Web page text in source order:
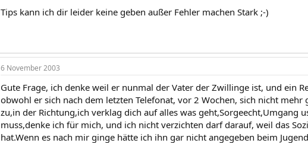
Tips kann ich dir leider keine geben außer Fehler machen Stark ;-)
6 November 2003
Gute Frage, ich denke weil er nunmal der Vater der Zwillinge ist, und ein
obwohl er sich nach dem letzten Telefonat, vor 2 Wochen, sich nicht mehr
zu,in der Richtung,ich verklag dich auf alles was geht,Sorgeecht,Umgang
muss,denke ich für mich, und ich nicht verzichten darf darauf, weil das
hat.Wenn es nach mir ginge hätte ich ihn gar nicht angegeben beim